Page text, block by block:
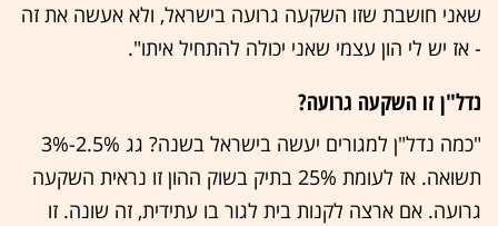
שאני חושבת שזו השקעה גרועה בישראל, ולא אעשה את זה
- אז יש לי הון עצמי שאני יכולה להתחיל איתו".
נדל"ן זו השקעה גרועה?
"כמה נדל"ן למגורים יעשה בישראל בשנה? גג 2.5%-3%
תשואה. אז לעומת 25% בתיק בשוק ההון זו נראית השקעה
גרועה. אם ארצה לקנות בית לגור בו עתידית, זה שונה. זו